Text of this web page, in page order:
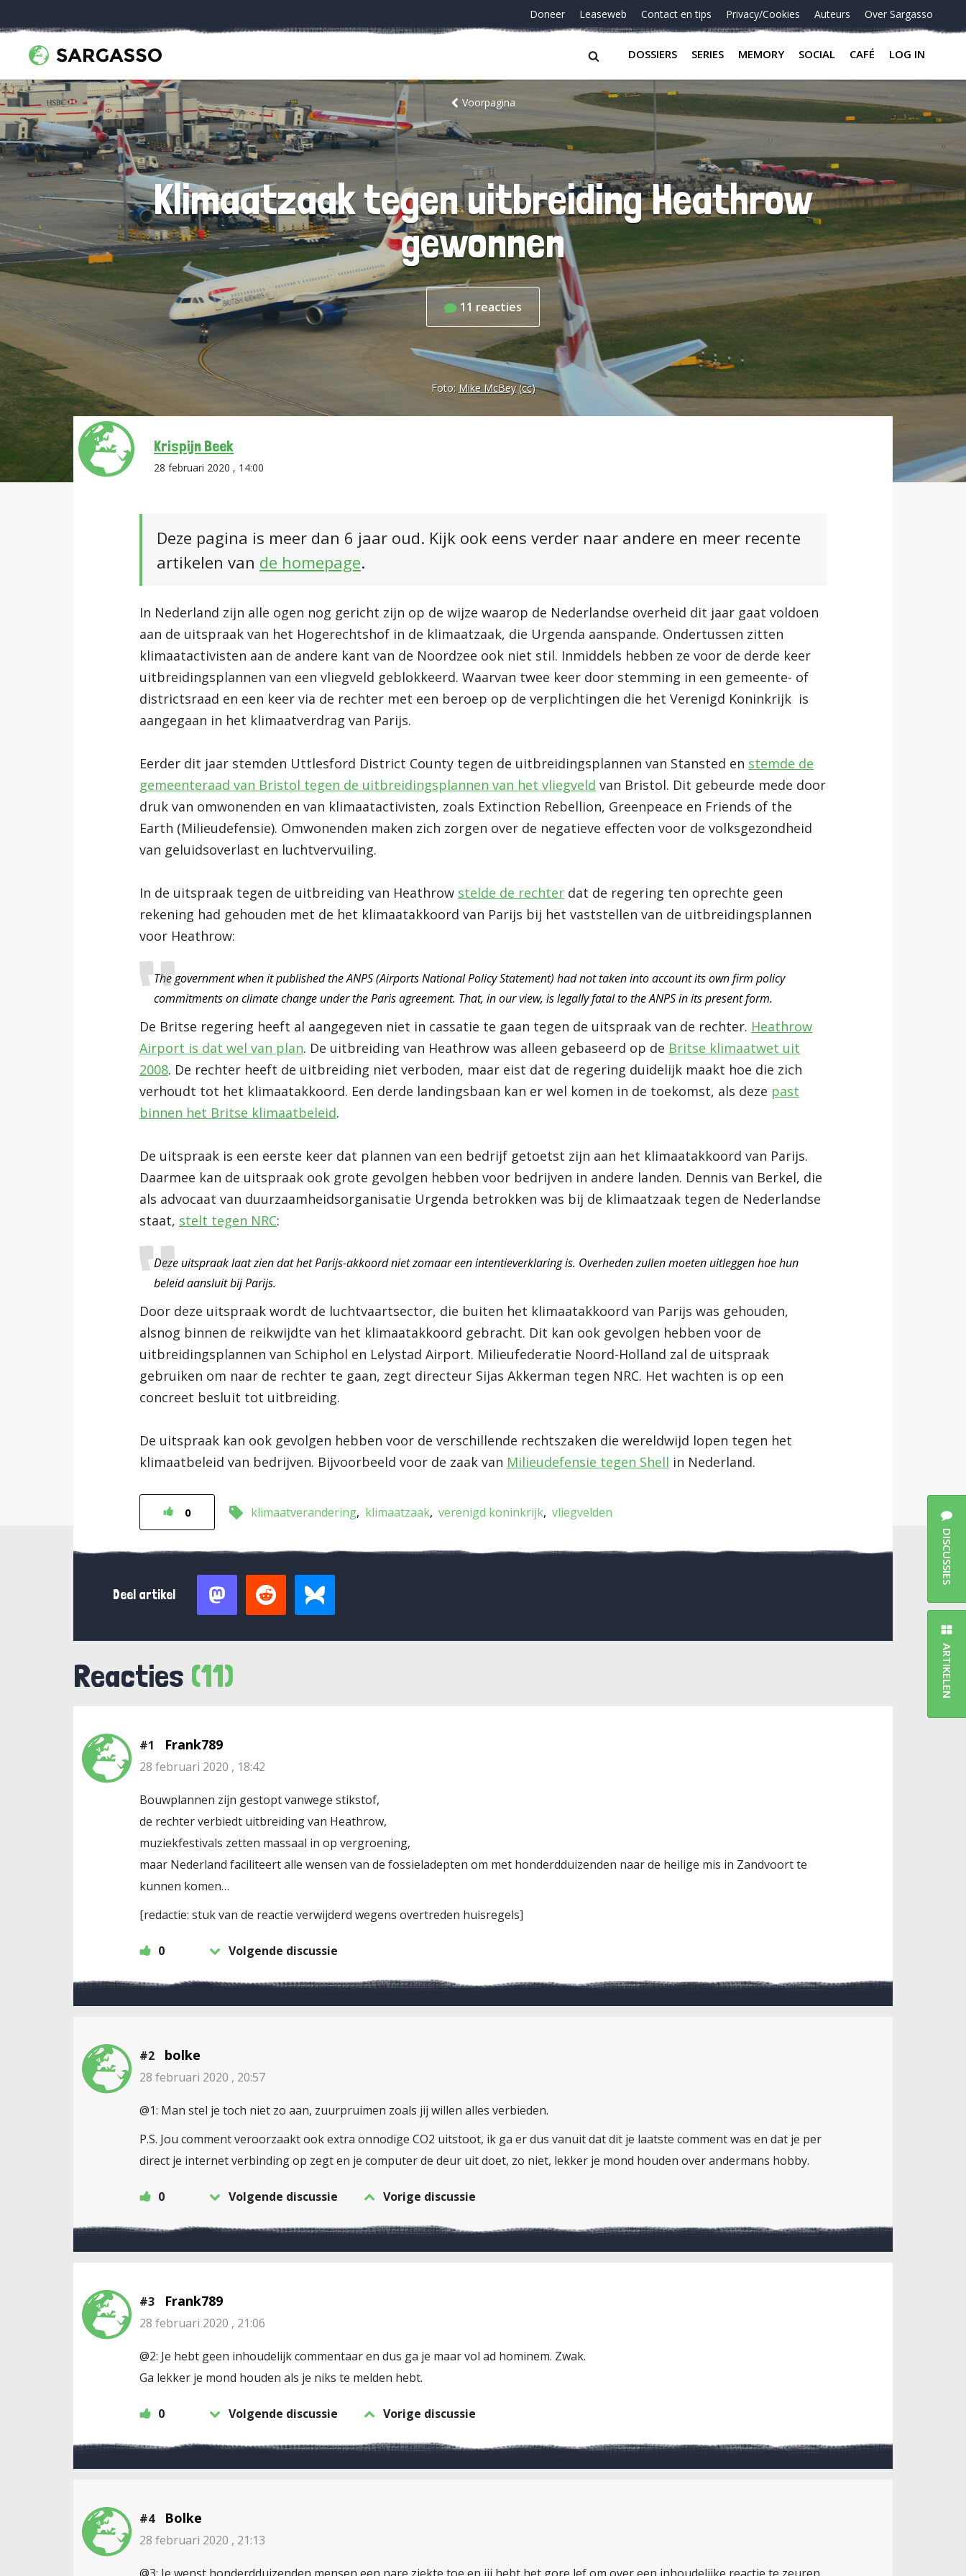
Doneer Leaseweb Contact en tips Privacy/Cookies Auteurs Over Sargasso
DOSSIERS SERIES MEMORY SOCIAL CAFÉ LOG IN
Voorpagina
Klimaatzaak tegen uitbreiding Heathrow
gewonnen
11 reacties
Foto: Mike McBey (cc)
Krispijn Beek
28 februari 2020 , 14:00
Deze pagina is meer dan 6 jaar oud. Kijk ook eens verder naar andere en meer recente
artikelen van de homepage.
In Nederland zijn alle ogen nog gericht zijn op de wijze waarop de Nederlandse overheid dit jaar gaat voldoen
aan de uitspraak van het Hogerechtshof in de klimaatzaak, die Urgenda aanspande. Ondertussen zitten
klimaatactivisten aan de andere kant van de Noordzee ook niet stil. Inmiddels hebben ze voor de derde keer
uitbreidingsplannen van een vliegveld geblokkeerd. Waarvan twee keer door stemming in een gemeente- of
districtsraad en een keer via de rechter met een beroep op de verplichtingen die het Verenigd Koninkrijk is
aangegaan in het klimaatverdrag van Parijs.
Eerder dit jaar stemden Uttlesford District County tegen de uitbreidingsplannen van Stansted en stemde de
gemeenteraad van Bristol tegen de uitbreidingsplannen van het vliegveld van Bristol. Dit gebeurde mede door
druk van omwonenden en van klimaatactivisten, zoals Extinction Rebellion, Greenpeace en Friends of the
Earth (Milieudefensie). Omwonenden maken zich zorgen over de negatieve effecten voor de volksgezondheid
van geluidsoverlast en luchtvervuiling.
In de uitspraak tegen de uitbreiding van Heathrow stelde de rechter dat de regering ten oprechte geen
rekening had gehouden met de het klimaatakkoord van Parijs bij het vaststellen van de uitbreidingsplannen
voor Heathrow:
The government when it published the ANPS (Airports National Policy Statement) had not taken into account its own firm policy
commitments on climate change under the Paris agreement. That, in our view, is legally fatal to the ANPS in its present form.
De Britse regering heeft al aangegeven niet in cassatie te gaan tegen de uitspraak van de rechter. Heathrow
Airport is dat wel van plan. De uitbreiding van Heathrow was alleen gebaseerd op de Britse klimaatwet uit
2008. De rechter heeft de uitbreiding niet verboden, maar eist dat de regering duidelijk maakt hoe die zich
verhoudt tot het klimaatakkoord. Een derde landingsbaan kan er wel komen in de toekomst, als deze past
binnen het Britse klimaatbeleid.
De uitspraak is een eerste keer dat plannen van een bedrijf getoetst zijn aan het klimaatakkoord van Parijs.
Daarmee kan de uitspraak ook grote gevolgen hebben voor bedrijven in andere landen. Dennis van Berkel, die
als advocaat van duurzaamheidsorganisatie Urgenda betrokken was bij de klimaatzaak tegen de Nederlandse
staat, stelt tegen NRC:
Deze uitspraak laat zien dat het Parijs-akkoord niet zomaar een intentieverklaring is. Overheden zullen moeten uitleggen hoe hun
beleid aansluit bij Parijs.
Door deze uitspraak wordt de luchtvaartsector, die buiten het klimaatakkoord van Parijs was gehouden,
alsnog binnen de reikwijdte van het klimaatakkoord gebracht. Dit kan ook gevolgen hebben voor de
uitbreidingsplannen van Schiphol en Lelystad Airport. Milieufederatie Noord-Holland zal de uitspraak
gebruiken om naar de rechter te gaan, zegt directeur Sijas Akkerman tegen NRC. Het wachten is op een
concreet besluit tot uitbreiding.
De uitspraak kan ook gevolgen hebben voor de verschillende rechtszaken die wereldwijd lopen tegen het
klimaatbeleid van bedrijven. Bijvoorbeeld voor de zaak van Milieudefensie tegen Shell in Nederland.
0 klimaatverandering klimaatzaak verenigd koninkrijk vliegvelden
Deel artikel
Reacties (11)
#1 Frank789
28 februari 2020 , 18:42
Bouwplannen zijn gestopt vanwege stikstof,
de rechter verbiedt uitbreiding van Heathrow,
muziekfestivals zetten massaal in op vergroening,
maar Nederland faciliteert alle wensen van de fossieladepten om met honderdduizenden naar de heilige mis in Zandvoort te
kunnen komen…
[redactie: stuk van de reactie verwijderd wegens overtreden huisregels]
0 Volgende discussie
#2 bolke
28 februari 2020 , 20:57
@1: Man stel je toch niet zo aan, zuurpruimen zoals jij willen alles verbieden.
P.S. Jou comment veroorzaakt ook extra onnodige CO2 uitstoot, ik ga er dus vanuit dat dit je laatste comment was en dat je per
direct je internet verbinding op zegt en je computer de deur uit doet, zo niet, lekker je mond houden over andermans hobby.
0 Volgende discussie Vorige discussie
#3 Frank789
28 februari 2020 , 21:06
@2: Je hebt geen inhoudelijk commentaar en dus ga je maar vol ad hominem. Zwak.
Ga lekker je mond houden als je niks te melden hebt.
0 Volgende discussie Vorige discussie
#4 Bolke
28 februari 2020 , 21:13
DISCUSSIES
ARTIKELEN